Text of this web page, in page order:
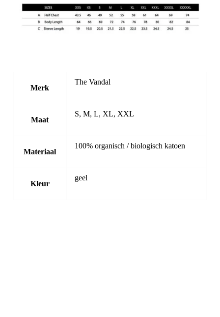
Merk
The Vandal
Maat
S, M, L, XL, XXL
Materiaal
100% organisch / biologisch katoen
Kleur
geel